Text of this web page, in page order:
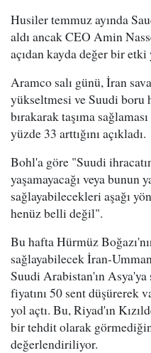
Husiler temmuz ayında
aldı ancak CEO Amin
açıdan kayda değer bir etki
Aramco salı günü, İran
yükseltmesi ve Suudi boru
bırakarak taşıma
yüzde 33 arttığını açıkladı.
Bohl'a göre "Suudi
yaşamayacağı veya bunun
sağlayabilecekleri aşağı
henüz belli değil".
Bu hafta Hürmüz
sağlayabilecek İran-
Suudi Arabistan'ın Asya'ya
fiyatını 50 sent düşürerek
yol açtı. Bu, Riyad'ın
bir tehdit olarak
değerlendiriliyor.